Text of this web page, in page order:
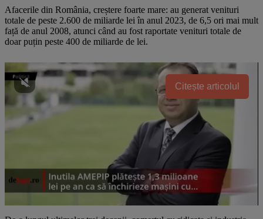
Afacerile din România, creștere foarte mare: au generat venituri
totale de peste 2.600 de miliarde lei în anul 2023, de 6,5 ori mai mult
față de anul 2008, atunci când au fost raportate venituri totale de
doar puțin peste 400 de miliarde de lei.
Citește articolul